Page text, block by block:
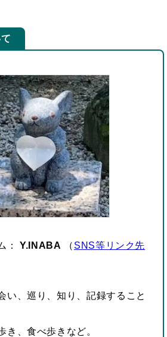
：Y.INABA （ SNS等リンク先
い、巡り、知り、記録すること
き、食べ歩きなど。